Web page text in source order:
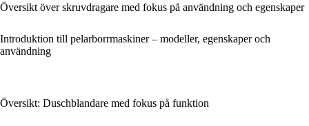
Översikt över skruvdragare med fokus på användning och egenskaper
Introduktion till pelarborrmaskiner – modeller, egenskaper och
användning
Översikt: Duschblandare med fokus på funktion